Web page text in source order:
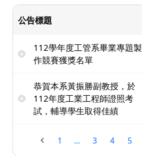
公告標題
112學年度工管系畢業專題製
作競賽獲獎名單
恭賀本系黃振勝副教授，於
112年度工業工程師證照考
試，輔導學生取得佳績
1 ... 3 4 5